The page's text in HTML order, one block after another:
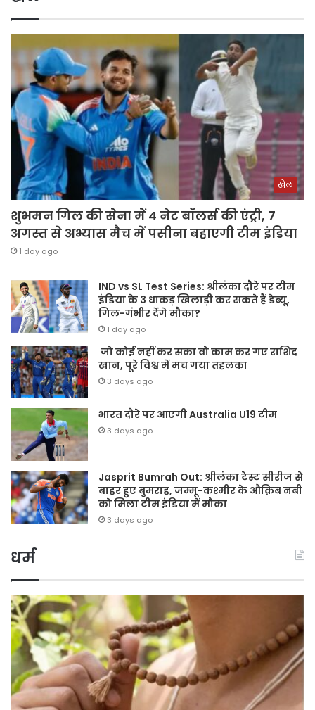
खेल
शुभमन गिल की सेना में 4 नेट बॉलर्स की एंट्री, 7
अगस्त से अभ्यास मैच में पसीना बहाएगी टीम इंडिया
1 day ago
IND vs SL Test Series: श्रीलंका दौरे पर टीम
इंडिया के 3 धाकड़ खिलाड़ी कर सकते हैं डेब्यू,
गिल-गंभीर देंगे मौका?
1 day ago
जो कोई नहीं कर सका वो काम कर गए राशिद
खान, पूरे विश्व में मच गया तहलका
3 days ago
भारत दौरे पर आएगी Australia U19 टीम
3 days ago
Jasprit Bumrah Out: श्रीलंका टेस्ट सीरीज से
बाहर हुए बुमराह, जम्मू-कश्मीर के औक़िब नबी
को मिला टीम इंडिया में मौका
3 days ago
धर्म